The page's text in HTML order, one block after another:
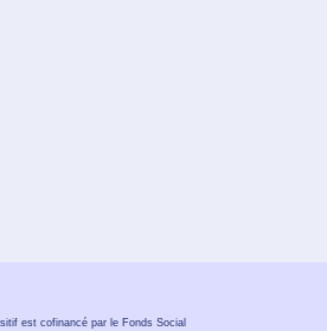
est cofinancé par le Fonds Social